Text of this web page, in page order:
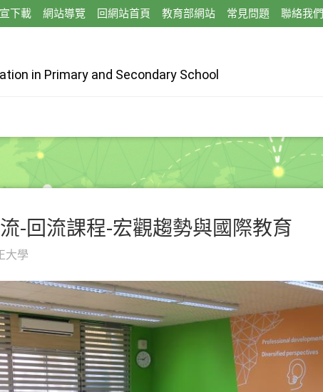
下載 網站導覽 回網站首頁 教育部網站 常見問題 聯絡我們
in Primary and Secondary School
-回流課程-宏觀趨勢與國際教育
大學